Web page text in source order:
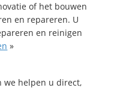
of het bouwen
en repareren. U
en reinigen
»
we helpen u direct,